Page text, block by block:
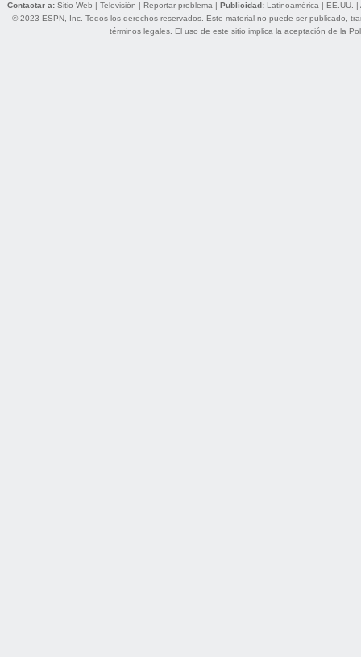
Contactar a: Sitio Web | Televisión | Reportar problema | Publicidad: Latinoamérica | EE.UU. |
© 2023 ESPN, Inc. Todos los derechos reservados. Este material no puede ser publicado,
términos legales. El uso de este sitio implica la aceptación de la